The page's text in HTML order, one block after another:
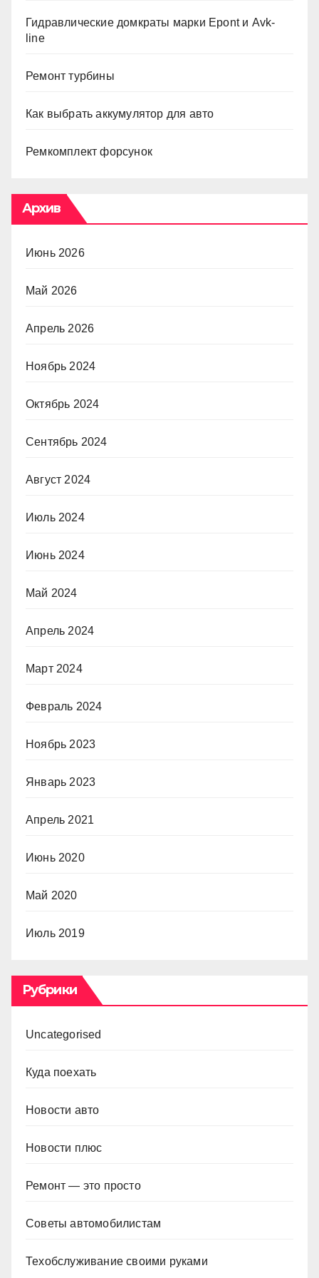
Гидравлические домкраты марки Epont и Avk-
line
Ремонт турбины
Как выбрать аккумулятор для авто
Ремкомплект форсунок
Архив
Июнь 2026
Май 2026
Апрель 2026
Ноябрь 2024
Октябрь 2024
Сентябрь 2024
Август 2024
Июль 2024
Июнь 2024
Май 2024
Апрель 2024
Март 2024
Февраль 2024
Ноябрь 2023
Январь 2023
Апрель 2021
Июнь 2020
Май 2020
Июль 2019
Рубрики
Uncategorised
Куда поехать
Новости авто
Новости плюс
Ремонт — это просто
Советы автомобилистам
Техобслуживание своими руками